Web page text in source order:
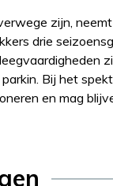
zijn,
drie
Bij het
en mag